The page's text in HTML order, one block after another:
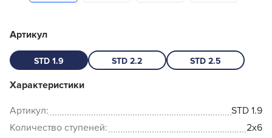
Артикул
STD 1.9 STD 2.2 STD 2.5
Характеристики
Артикул:
STD 1.9
Количество ступеней:
2x6